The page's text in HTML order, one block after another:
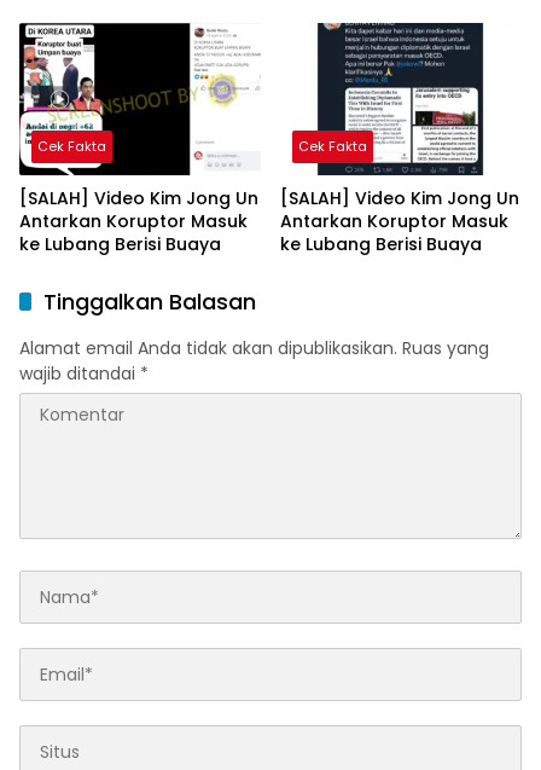
Cek Fakta
[SALAH] Video Kim Jong Un
Antarkan Koruptor Masuk
ke Lubang Berisi Buaya
Cek Fakta
[SALAH] Video Kim Jong Un
Antarkan Koruptor Masuk
ke Lubang Berisi Buaya
Tinggalkan Balasan
Alamat email Anda tidak akan dipublikasikan. Ruas yang
wajib ditandai *